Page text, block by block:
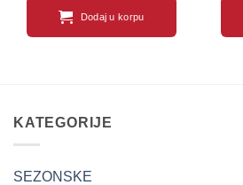
Dodaj u korpu
KATEGORIJE
SEZONSKE